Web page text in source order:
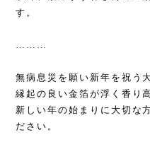
す。
………
無病息災を願い新年を祝う
縁起の良い金箔が浮く香り
新しい年の始まりに大切な
ださい。